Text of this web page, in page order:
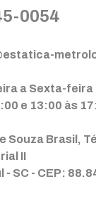
0054
a Sexta-feira
e 13:00 às
Souza Brasil,
II
- SC - CEP: